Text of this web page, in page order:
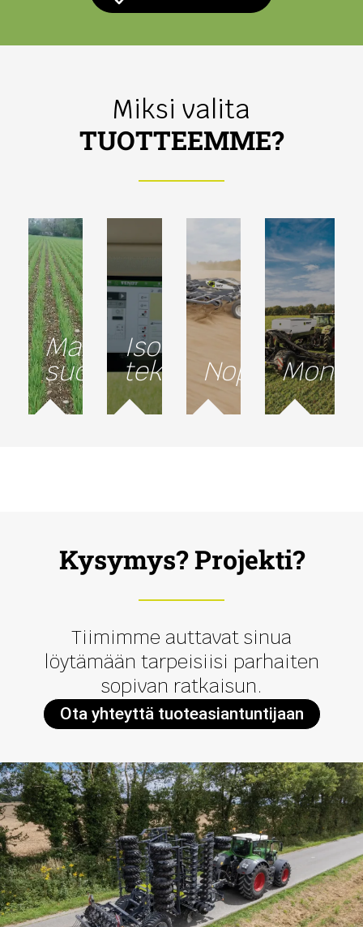
Miksi valita
TUOTTEEMME?
Maaperän
suojelu
Isobus-
tekniikkaNopeus
Kysymys? Projekti?
Tiimimme auttavat sinua
löytämään tarpeisiisi parhaiten
sopivan ratkaisun.
Ota yhteyttä tuoteasiantuntijaan